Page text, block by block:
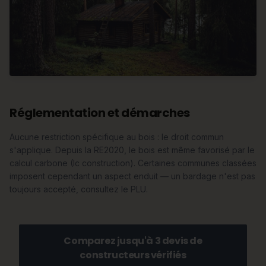
Réglementation et démarches
Aucune restriction spécifique au bois : le droit commun
s'applique. Depuis la RE2020, le bois est même favorisé par le
calcul carbone (Ic construction). Certaines communes classées
imposent cependant un aspect enduit — un bardage n'est pas
toujours accepté, consultez le PLU.
Comparez jusqu'à 3 devis de
constructeurs vérifiés